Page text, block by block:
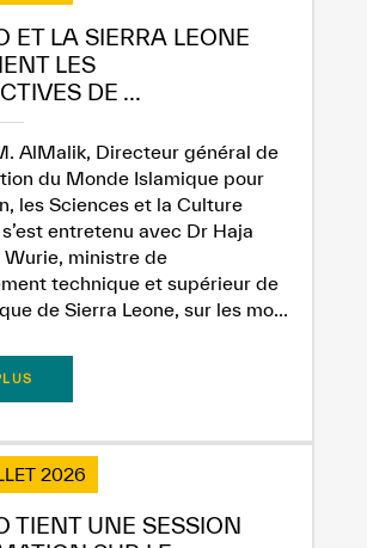
✪
✪ ✪
✪ ✪ ✪
ET LA SIERRA LEONE
LES
DE ...
AlMalik, Directeur général de
du Monde Islamique pour
les Sciences et la Culture
s’est entretenu avec Dr Haja
Wurie, ministre de
technique et supérieur de
de Sierra Leone, sur les mo...
2026
TIENT UNE SESSION